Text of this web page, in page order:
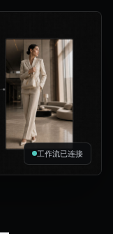
工作流已连接